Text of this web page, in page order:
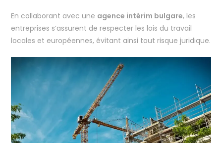
En collaborant avec une agence intérim bulgare, les
entreprises s’assurent de respecter les lois du travail
locales et européennes, évitant ainsi tout risque juridique.